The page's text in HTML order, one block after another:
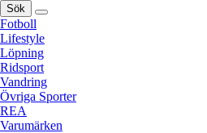
Sök
Fotboll
Lifestyle
Löpning
Ridsport
Vandring
Övriga Sporter
REA
Varumärken